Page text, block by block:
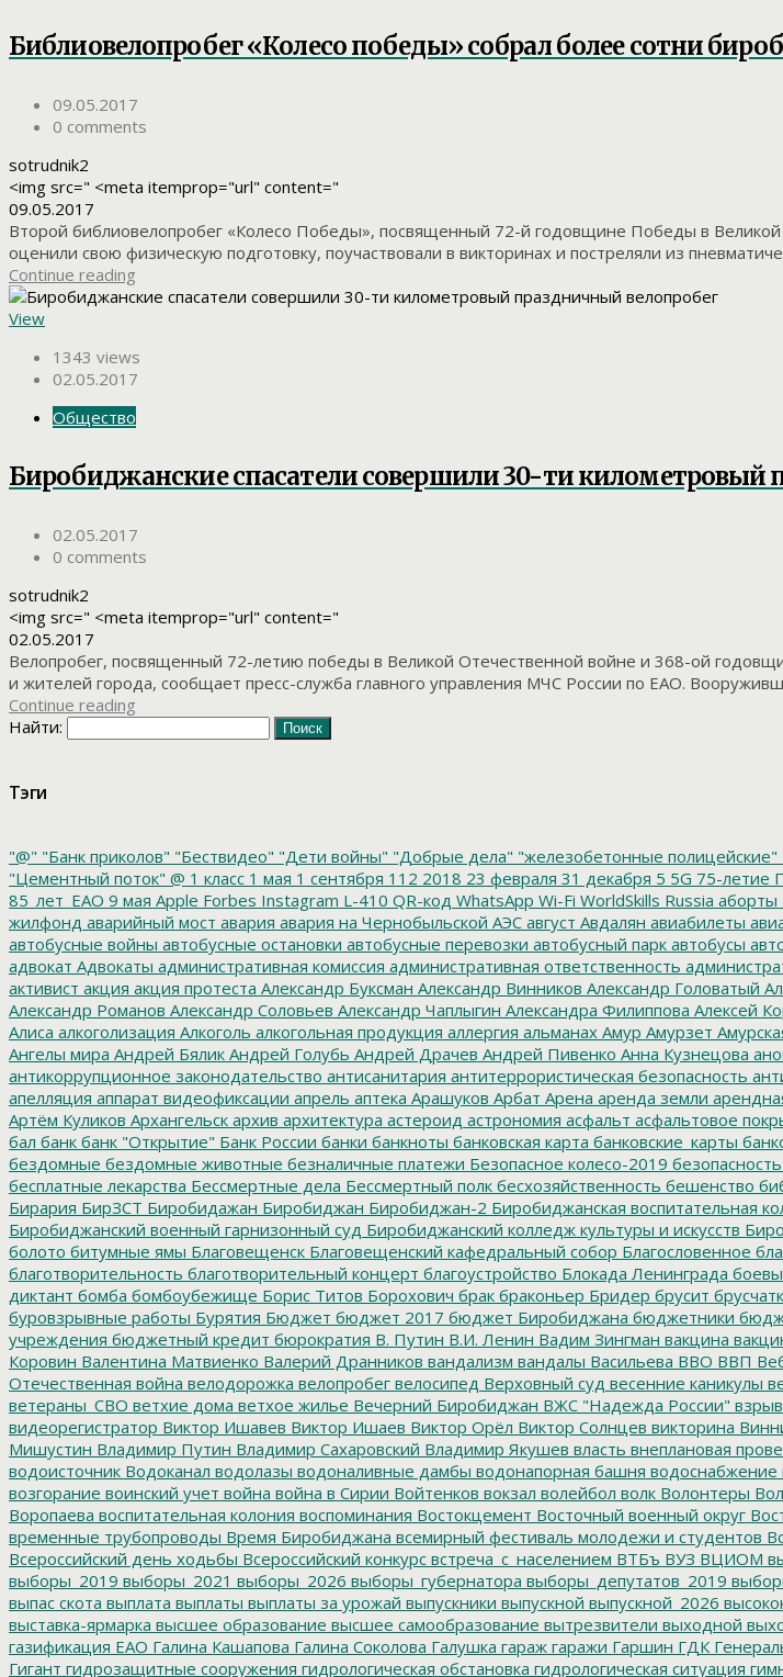
Библиовелопробег «Колесо победы» собрал более сотни
09.05.2017
0 comments
sotrudnik2
<img src=" <meta itemprop="url" content="
09.05.2017
Второй библиовелопробег «Колесо Победы», посвященный 72-й годовщине Победы в
оценили свою физическую подготовку, поучаствовали в викторинах и постреляли из
Continue reading
View
1343 views
02.05.2017
Общество
Биробиджанские спасатели совершили 30-ти километровый
02.05.2017
0 comments
sotrudnik2
<img src=" <meta itemprop="url" content="
02.05.2017
Велопробег, посвященный 72-летию победы в Великой Отечественной войне и 368-ой
и жителей города, сообщает пресс-служба главного управления МЧС России по ЕАО.
Continue reading
Найти:
Тэги
"@" "Банк приколов" "Бествидео" "Дети войны" "Добрые дела" "железобетонные полицейские"
"Цементный поток" @ 1 класс 1 мая 1 сентября 112 2018 23 февраля 31 декабря 5 5G 75-летие
85_лет_ЕАО 9 мая Apple Forbes Instagram L-410 QR-код WhatsApp Wi-Fi WorldSkills Russia аборты
жилфонд аварийный мост авария авария на Чернобыльской АЭС август Авдалян авиабилеты
автобусные войны автобусные остановки автобусные перевозки автобусный парк автобусы
адвокат Адвокаты административная комиссия административная ответственность
активист акция акция протеста Александр Буксман Александр Винников Александр Головатый
Александр Романов Александр Соловьев Александр Чаплыгин Александра Филиппова Алексей
Алиса алкоголизация Алкоголь алкогольная продукция аллергия альманах Амур Амурзет
Ангелы мира Андрей Бялик Андрей Голубь Андрей Драчев Андрей Пивенко Анна Кузнецова
антикоррупционное законодательство антисанитария антитеррористическая безопасность
апелляция аппарат видеофиксации апрель аптека Арашуков Арбат Арена аренда земли
Артём Куликов Архангельск архив архитектура астероид астрономия асфальт асфальтовое
бал банк банк "Открытие" Банк России банки банкноты банковская карта банковские_карты
бездомные бездомные животные безналичные платежи Безопасное колесо-2019 безопасность
бесплатные лекарства Бессмертные дела Бессмертный полк бесхозяйственность бешенство
Бирария БирЗСТ Биробидажан Биробиджан Биробиджан-2 Биробиджанская воспитательная
Биробиджанский военный гарнизонный суд Биробиджанский колледж культуры и искусств
болото битумные ямы Благовещенск Благовещенский кафедральный собор Благословенное
благотворительность благотворительный концерт благоустройство Блокада Ленинграда
диктант бомба бомбоубежище Борис Титов Борохович брак браконьер Бридер брусит
буровзрывные работы Бурятия Бюджет бюджет 2017 бюджет Биробиджана бюджетники
учреждения бюджетный кредит бюрократия В. Путин В.И. Ленин Вадим Зингман вакцина
Коровин Валентина Матвиенко Валерий Дранников вандализм вандалы Васильева ВВО ВВП
Отечественная война велодорожка велопробег велосипед Верховный суд весенние каникулы
ветераны_СВО ветхие дома ветхое жилье Вечерний Биробиджан ВЖС "Надежда России" взрыв
видеорегистратор Виктор Ишавев Виктор Ишаев Виктор Орёл Виктор Солнцев викторина
Мишустин Владимир Путин Владимир Сахаровский Владимир Якушев власть внеплановая
водоисточник Водоканал водолазы водоналивные дамбы водонапорная башня водоснабжение
возгорание воинский учет война война в Сирии Войтенков вокзал волейбол волк Волонтеры
Воропаева воспитательная колония воспоминания Востокцемент Восточный военный округ
временные трубопроводы Время Биробиджана всемирный фестиваль молодежи и студентов
Всероссийский день ходьбы Всероссийский конкурс встреча_с_населением ВТБъ ВУЗ ВЦИОМ
выборы_2019 выборы_2021 выборы_2026 выборы_губернатора выборы_депутатов_2019
выпас скота выплата выплаты выплаты за урожай выпускники выпускной выпускной_2026
выставка-ярмарка высшее образование высшее самообразование вытрезвители выходной
газификация ЕАО Галина Кашапова Галина Соколова Галушка гараж гаражи Гаршин ГДК
Гигант гидрозащитные сооружения гидрологическая обстановка гидрологическая ситуация